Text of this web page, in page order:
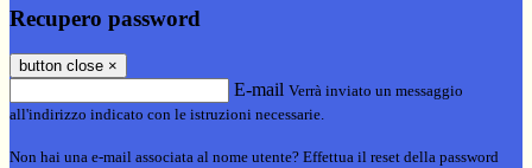
Recupero password
button close ×
E-mail Verrà inviato un messaggio
all'indirizzo indicato con le istruzioni necessarie.
Non hai una e-mail associata al nome utente? Effettua il reset della password